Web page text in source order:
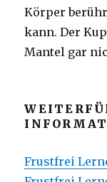
Körper
kann. Der
Mantel gar
Frustfrei